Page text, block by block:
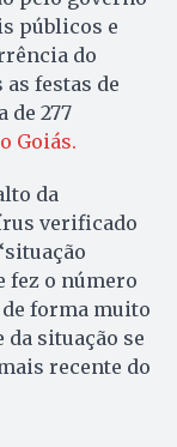
públicos e
do
festas de
de 277
Goiás.
da
verificado
fez o número
forma muito
situação se
recente do